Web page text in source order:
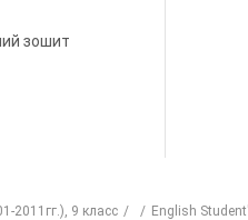
зошит
2011гг.), 9 класс
English